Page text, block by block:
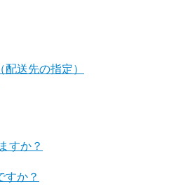
送先の指定）
すか？
すか？